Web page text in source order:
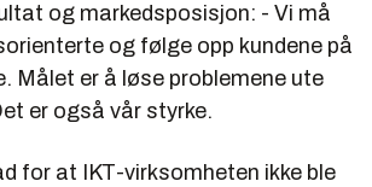
og markedsposisjon: - Vi må
og følge opp kundene på
Målet er å løse problemene ute
er også vår styrke.
for at IKT-virksomheten ikke ble